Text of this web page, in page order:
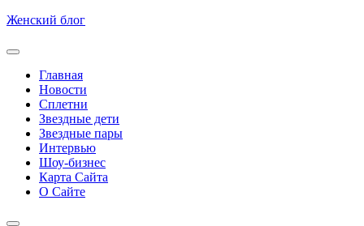
Skip
content
Женский блог
Главная
Новости
Сплетни
Звездные дети
Звездные пары
Интервью
Шоу-бизнес
Карта Сайта
О Сайте